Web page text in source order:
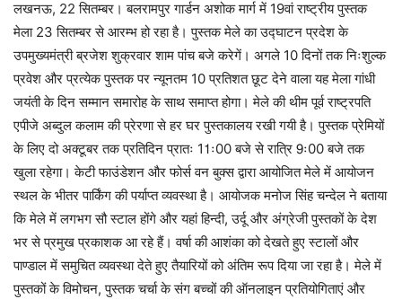
लखनऊ, 22 सितम्बर। बलरामपुर गार्डन अशोक मार्ग में 19वां राष्ट्रीय पुस्तक
मेला 23 सितम्बर से आरम्भ हो रहा है। पुस्तक मेले का उद्घाटन प्रदेश के
उपमुख्यमंत्री ब्रजेश शुक्रवार शाम पांच बजे करेगें। अगले 10 दिनों तक निःशुल्क
प्रवेश और प्रत्येक पुस्तक पर न्यूनतम 10 प्रतिशत छूट देने वाला यह मेला गांधी
जयंती के दिन सम्मान समारोह के साथ समाप्त होगा। मेले की थीम पूर्व राष्ट्रपति
एपीजे अब्दुल कलाम की प्रेरणा से हर घर पुस्तकालय रखी गयी है। पुस्तक प्रेमियों
के लिए दो अक्टूबर तक प्रतिदिन प्रातः 11ः00 बजे से रात्रि 9ः00 बजे तक
खुला रहेगा। केटी फाउंडेशन और फोर्स वन बुक्स द्वारा आयोजित मेले में आयोजन
स्थल के भीतर पार्किंग की पर्याप्त व्यवस्था है। आयोजक मनोज सिंह चन्देल ने बताया
कि मेले में लगभग सौ स्टाल होंगे और यहां हिन्दी, उर्दू और अंग्रेजी पुस्तकों के देश
भर से प्रमुख प्रकाशक आ रहे हैं। वर्षा की आशंका को देखते हुए स्टालों और
पाण्डाल में समुचित व्यवस्था देते हुए तैयारियों को अंतिम रूप दिया जा रहा है। मेले में
पुस्तकों के विमोचन, पुस्तक चर्चा के संग बच्चों की ऑनलाइन प्रतियोगिताएं और